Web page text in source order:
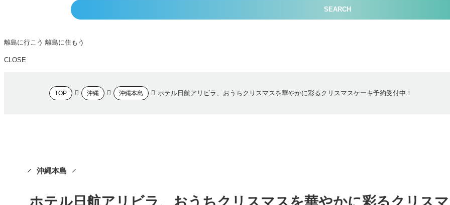
SEARCH
離島に行こう 離島に住もう
CLOSE
TOP 沖縄 沖縄本島 ホテル日航アリビラ、おうちクリスマスを華やかに彩るクリスマスケーキ予約受付中！
沖縄本島
ホテル日航アリビラ、おうちクリスマスを華やかに彩るクリス